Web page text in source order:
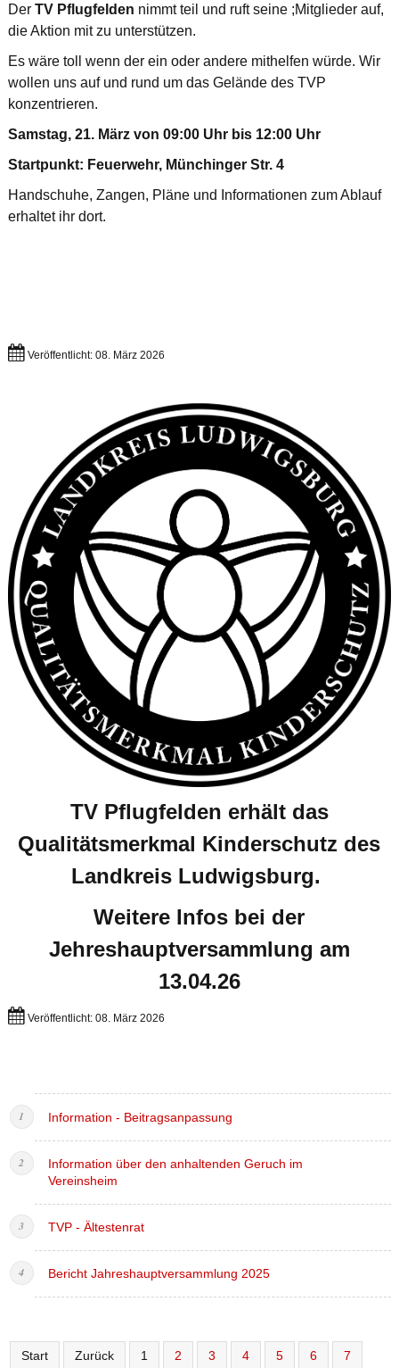
Der TV Pflugfelden nimmt teil und ruft seine ;Mitglieder auf,
die Aktion mit zu unterstützen.
Es wäre toll wenn der ein oder andere mithelfen würde. Wir
wollen uns auf und rund um das Gelände des TVP
konzentrieren.
Samstag, 21. März von 09:00 Uhr bis 12:00 Uhr
Startpunkt: Feuerwehr, Münchinger Str. 4
Handschuhe, Zangen, Pläne und Informationen zum Ablauf
erhaltet ihr dort.
Veröffentlicht: 08. März 2026
TV Pflugfelden erhält das
Qualitätsmerkmal Kinderschutz des
Landkreis Ludwigsburg.
Weitere Infos bei der
Jehreshauptversammlung am
13.04.26
Veröffentlicht: 08. März 2026
Information - Beitragsanpassung
Information über den anhaltenden Geruch im
Vereinsheim
TVP - Ältestenrat
Bericht Jahreshauptversammlung 2025
Start Zurück 1 2 3 4 5 6 7